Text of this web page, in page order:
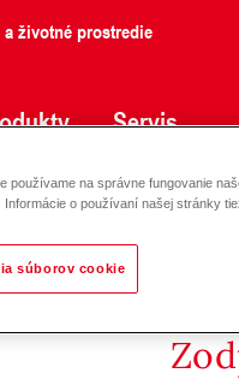
životné prostredie
Servis
double pump Stratos
používame na správne fungovanie
o používaní našej stránky
súborov cookie